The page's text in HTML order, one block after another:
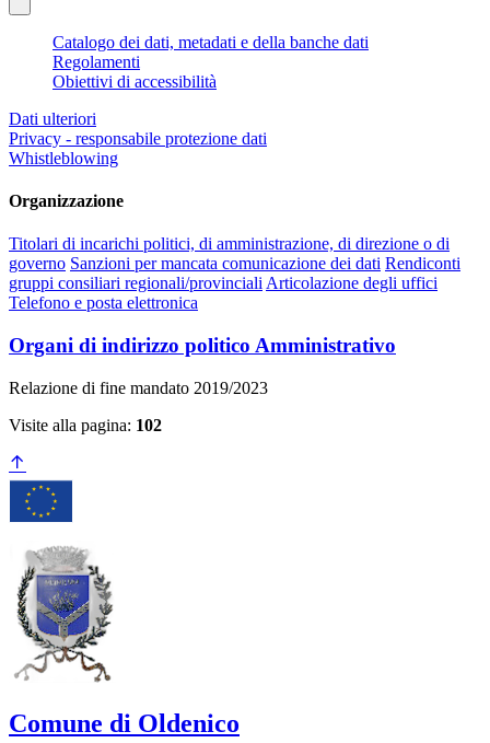
Catalogo dei dati, metadati e della banche dati
Regolamenti
Obiettivi di accessibilità
Dati ulteriori
Privacy - responsabile protezione dati
Whistleblowing
Organizzazione
Titolari di incarichi politici, di amministrazione, di direzione o di
governo Sanzioni per mancata comunicazione dei dati Rendiconti
gruppi consiliari regionali/provinciali Articolazione degli uffici
Telefono e posta elettronica
Organi di indirizzo politico Amministrativo
Relazione di fine mandato 2019/2023
Visite alla pagina: 102
Comune di Oldenico